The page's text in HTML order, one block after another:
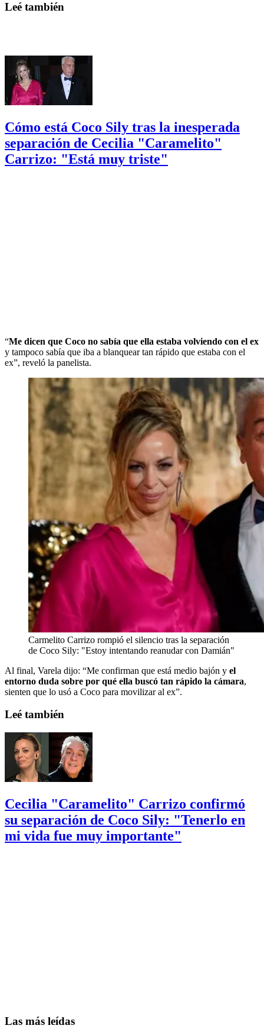
Leé también
Cómo está Coco Sily tras la inesperada
separación de Cecilia "Caramelito"
Carrizo: "Está muy triste"
“Me dicen que Coco no sabía que ella estaba volviendo con el ex
y tampoco sabía que iba a blanquear tan rápido que estaba con el
ex”, reveló la panelista.
Carmelito Carrizo rompió el silencio tras la separación
de Coco Sily: "Estoy intentando reanudar con Damián"
Al final, Varela dijo: “Me confirman que está medio bajón y el
entorno duda sobre por qué ella buscó tan rápido la cámara,
sienten que lo usó a Coco para movilizar al ex”.
Leé también
Cecilia "Caramelito" Carrizo confirmó
su separación de Coco Sily: "Tenerlo en
mi vida fue muy importante"
Las más leídas